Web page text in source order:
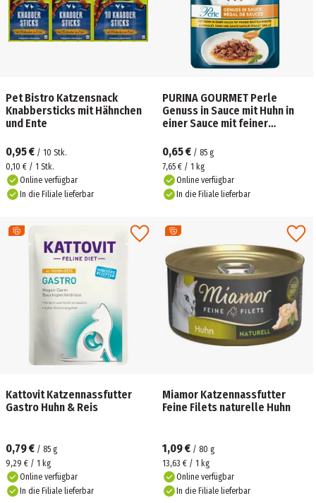
Pet Bistro Katzensnack
Knabbersticks mit Hähnchen
und Ente
0,95 € / 10 Stk.
0,10 € / 1 Stk.
Online verfügbar
In die Filiale lieferbar
PURINA GOURMET Perle
Genuss in Sauce mit Huhn in
einer Sauce mit feiner
0,65 € / 85 g
7,65 € / 1 kg
Online verfügbar
In die Filiale lieferbar
Kattovit Katzennassfutter
Gastro Huhn & Reis
0,79 € / 85 g
9,29 € / 1 kg
Online verfügbar
In die Filiale lieferbar
Miamor Katzennassfutter
Feine Filets naturelle Huhn
1,09 € / 80 g
13,63 € / 1 kg
Online verfügbar
In die Filiale lieferbar